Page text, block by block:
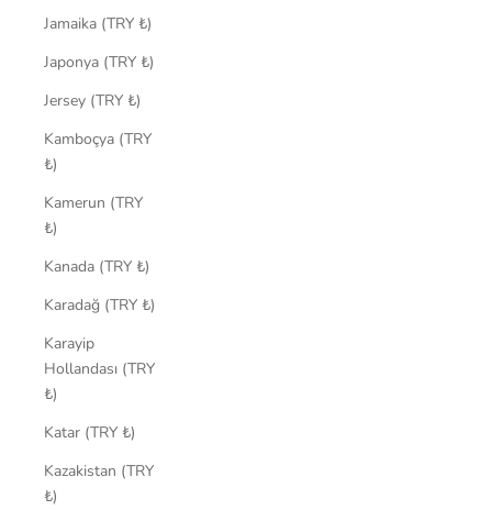
Jamaika (TRY ₺)
Japonya (TRY ₺)
Jersey (TRY ₺)
Kamboçya (TRY
₺)
Kamerun (TRY
₺)
Kanada (TRY ₺)
Karadağ (TRY ₺)
Karayip
Hollandası (TRY
₺)
Katar (TRY ₺)
Kazakistan (TRY
₺)